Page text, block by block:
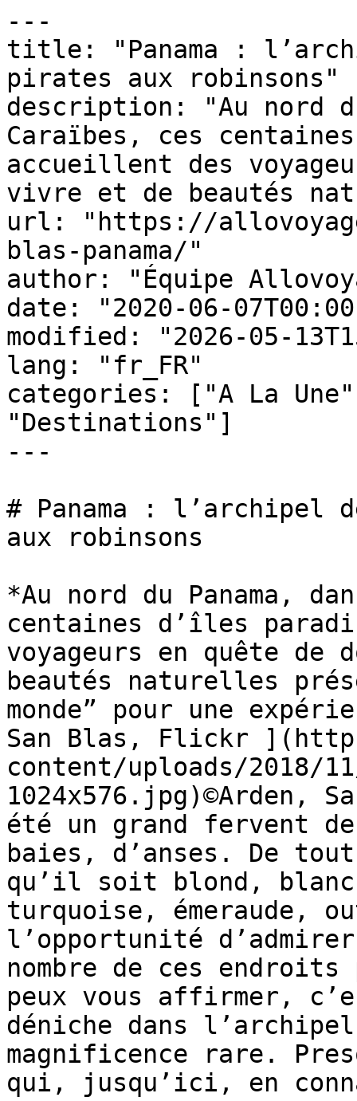
---
title: "Panama :
pirates aux robinsons"
description: "Au nord
Caraïbes, ces
accueillent des
vivre et de beautés
url: "https://
blas-panama/"
author: "Équipe
date: "2020-06-
modified: "2026-05-
lang: "fr_FR"
categories: ["A La
"Destinations"]
---
# Panama : l’archipel
aux robinsons
*Au nord du Panama,
centaines d’îles
voyageurs en quête de
beautés naturelles
monde” pour une
San Blas, Flickr
content/uploads/2018/
1024x576.jpg)©Arden,
été un grand fervent
baies, d’anses. De
qu’il soit blond,
turquoise, émeraude,
l’opportunité
nombre de ces
peux vous affirmer,
déniche dans
magnificence rare.
qui, jusqu’ici, en